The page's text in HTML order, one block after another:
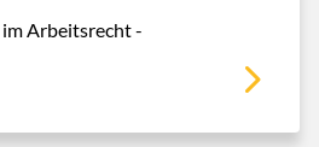
Arbeitsrecht -